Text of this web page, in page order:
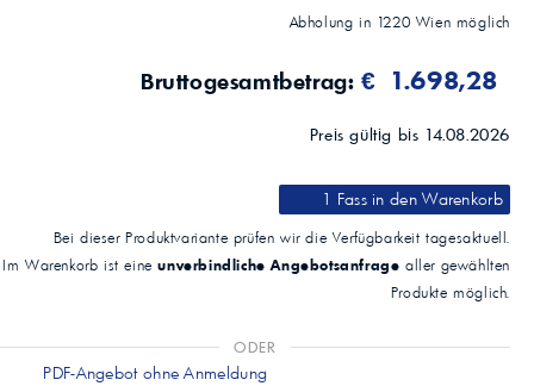
Viskosität bei 40 °C
ASTM D 445
mm²/s
ASTM D 445
mm²/s
Abholung in 1220 Wien möglich
Bruttogesamtbetrag: € 1.698,28
Preis gültig bis 14.08.2026
1 Fassin den Warenkorb
Bei dieser Produktvariante prüfen wir die Verfügbarkeit tagesaktuell.
Im Warenkorb ist eineunverbindliche Angebotsanfrage aller gewählten
Produkte möglich.
ODER
PDF-Angebot ohne Anmeldung